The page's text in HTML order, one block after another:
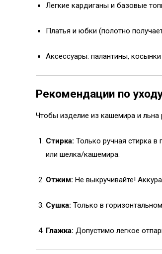
Легкие кардиганы и базовые
Платья и юбки (полотно
Аксессуары: палантины,
Рекомендации по
Чтобы изделие из кашемира и
Стирка: Только ручная стирка
или шелка/кашемира.
Отжим: Не выкручивайте!
Сушка: Только в
Глажка: Допустимо легкое